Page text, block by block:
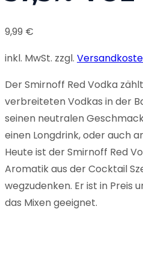
9,99 €
inkl. MwSt. zzgl.
Der Smirnoff Red Vodka
verbreiteten Vodkas in der
seinen neutralen
einen Longdrink, oder auch
Heute ist der Smirnoff Red
Aromatik aus der Cocktail
wegzudenken. Er ist in Preis
das Mixen geeignet.